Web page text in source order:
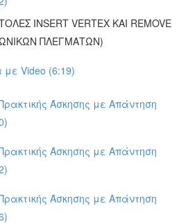
INSERT VERTEX ΚΑΙ REMOVE
ΠΛΕΓΜΑΤΩΝ)
Video (6:19)
Άσκησης με Απάντηση
Άσκησης με Απάντηση
Άσκησης με Απάντηση